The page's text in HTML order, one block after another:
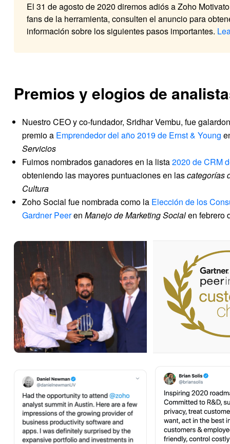
El 31 de agosto de 2020 diremos adiós a Zoho
fans de la herramienta, consulten el anuncio para
información sobre los siguientes pasos importantes.
Premios y elogios de
Nuestro CEO y co-fundador, Sridhar Vembu, fue
premio a Emprendedor del año 2019 de Ernst & Young
Servicios
Fuimos nombrados ganadores en la lista2020 de CRM
obteniendo las mayores puntuaciones en lascategorías
Cultura
Zoho Social fue nombrada como la Elección de los
Gardner Peeren Manejo de Marketing Socialen febrero